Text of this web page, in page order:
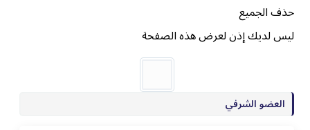
حذف الجميع
ليس لديك إذن لعرض هذه الصفحة
العضو الشرفي